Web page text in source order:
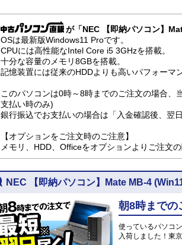
が「NEC 【即納パソコン】
OSは最新版Windows11 Proです。
CPUには高性能なIntel Core i5 3GHzを搭載。
十分な容量のメモリ8GBを搭載。
記憶装置には従来のHDDよりも高いパフォーマ
このパソコンは0時～8時までのご注文の場合、
支払い時のみ)
銀行振込でお支払いの場合は「入金確認後、翌
【オプションをご注文時のご注意】
メモリ、HDD、Officeをオプションよりご注文
NEC 【即納パソコン】Mate MB-4
朝8時まで
使っているパソコ
入荷しました！東